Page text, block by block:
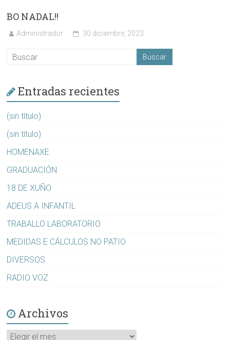
BO NADAL!!
Administrador 30 diciembre, 2023
Entradas recientes
(sin título)
(sin título)
HOMENAXE
GRADUACIÓN
18 DE XUÑO
ADEUS A INFANTIL
TRABALLO LABORATORIO
MEDIDAS E CÁLCULOS NO PATIO
DIVERSOS
RADIO VOZ
Archivos
Archivos